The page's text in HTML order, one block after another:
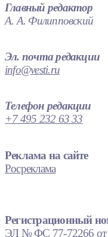
Главный редактор
А. А. Филипповский
Эл. почта редакции
info@vesti.ru
Телефон редакции
+7 495 232 63 33
Реклама на сайте
Росреклама
Регистрационный
ЭЛ № ФС 77-72266 от